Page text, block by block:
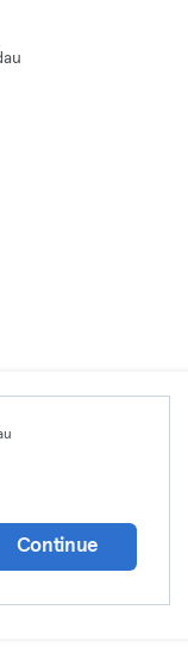
Continue